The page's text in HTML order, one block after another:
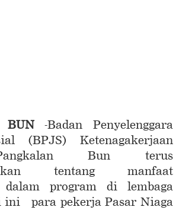
BUN-Badan Penyelenggara
(BPJS) Ketenagakerjaan
Bun terus
tentang manfaat
dalam program di lembaga
para pekerja Pasar Niaga